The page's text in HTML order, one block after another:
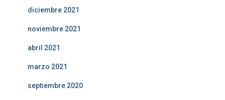
diciembre 2021
noviembre 2021
abril 2021
marzo 2021
septiembre 2020